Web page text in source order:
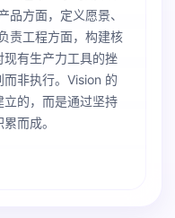
品方面，定义愿景、
责工程方面，构建核
有生产力工具的挫
非执行。Vision 的
的，而是通过坚持
而成。